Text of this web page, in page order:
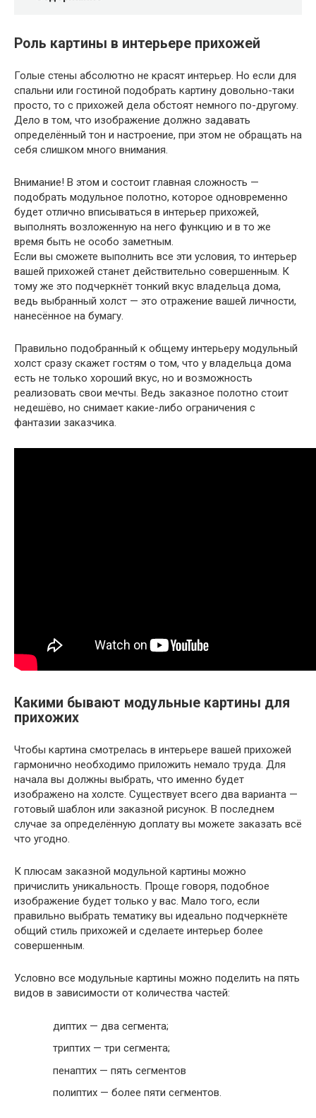
Роль картины в интерьере прихожей
Голые стены абсолютно не красят интерьер. Но если для
спальни или гостиной подобрать картину довольно-таки
просто, то с прихожей дела обстоят немного по-другому.
Дело в том, что изображение должно задавать
определённый тон и настроение, при этом не обращать на
себя слишком много внимания.
Внимание! В этом и состоит главная сложность —
подобрать модульное полотно, которое одновременно
будет отлично вписываться в интерьер прихожей,
выполнять возложенную на него функцию и в то же
время быть не особо заметным.
Если вы сможете выполнить все эти условия, то интерьер
вашей прихожей станет действительно совершенным. К
тому же это подчеркнёт тонкий вкус владельца дома,
ведь выбранный холст — это отражение вашей личности,
нанесённое на бумагу.
Правильно подобранный к общему интерьеру модульный
холст сразу скажет гостям о том, что у владельца дома
есть не только хороший вкус, но и возможность
реализовать свои мечты. Ведь заказное полотно стоит
недешёво, но снимает какие-либо ограничения с
фантазии заказчика.
Какими бывают модульные картины для
прихожих
Чтобы картина смотрелась в интерьере вашей прихожей
гармонично необходимо приложить немало труда. Для
начала вы должны выбрать, что именно будет
изображено на холсте. Существует всего два варианта —
готовый шаблон или заказной рисунок. В последнем
случае за определённую доплату вы можете заказать всё
что угодно.
К плюсам заказной модульной картины можно
причислить уникальность. Проще говоря, подобное
изображение будет только у вас. Мало того, если
правильно выбрать тематику вы идеально подчеркнёте
общий стиль прихожей и сделаете интерьер более
совершенным.
Условно все модульные картины можно поделить на пять
видов в зависимости от количества частей:
диптих — два сегмента;
триптих — три сегмента;
пенаптих — пять сегментов
полиптих — более пяти сегментов.